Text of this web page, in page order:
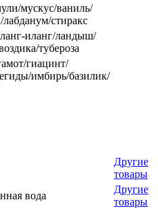
мускус/ваниль/
стиракс
иланг/ландыш/
тубероза
гиацинт/
имбирь/базилик/
Другие
товары
вода
Другие
товары